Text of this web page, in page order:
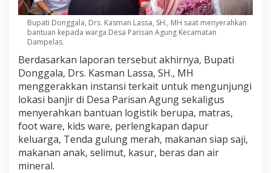
Bupati Donggala, Drs. Kasman Lassa, SH., MH saat menyerahkan
bantuan kepada warga Desa Parisan Agung Kecamatan
Dampelas.
Berdasarkan laporan tersebut akhirnya, Bupati
Donggala, Drs. Kasman Lassa, SH., MH
menggerakkan instansi terkait untuk mengunjungi
lokasi banjir di Desa Parisan Agung sekaligus
menyerahkan bantuan logistik berupa, matras,
foot ware, kids ware, perlengkapan dapur
keluarga, Tenda gulung merah, makanan siap saji,
makanan anak, selimut, kasur, beras dan air
mineral.